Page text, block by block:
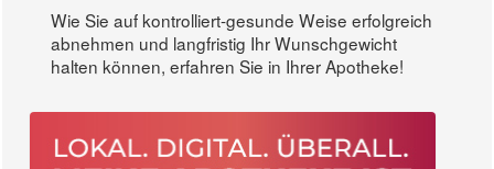
Wie Sie auf kontrolliert-gesunde Weise erfolgreich
abnehmen und langfristig Ihr Wunschgewicht
halten können, erfahren Sie in Ihrer Apotheke!